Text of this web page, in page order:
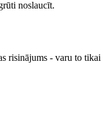
noslaucīt.
risinājums - varu to tikai